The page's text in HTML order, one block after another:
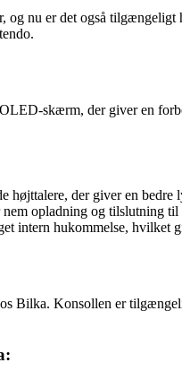
nu er det også
skærm, der giver en
der giver en
opladning og tilslutning til
intern hukommelse, hvilket
Konsollen er